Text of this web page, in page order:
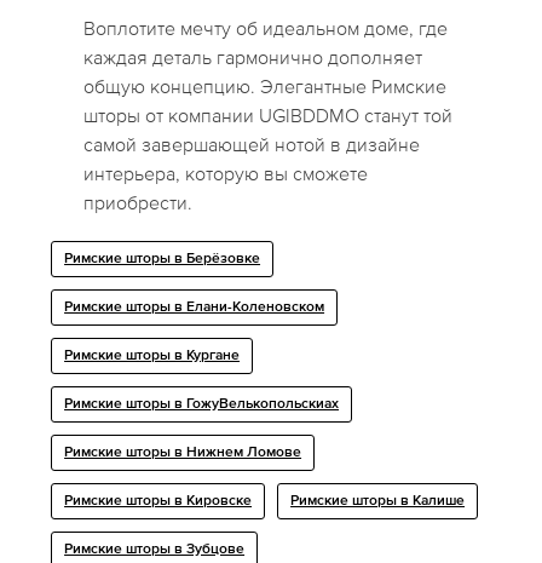
Воплотите мечту об идеальном доме, где
каждая деталь гармонично дополняет
общую концепцию. Элегантные Римские
шторы от компании UGIBDDMO станут той
самой завершающей нотой в дизайне
интерьера, которую вы сможете
приобрести.
Римские шторы в Берёзовке
Римские шторы в Елани-Коленовском
Римские шторы в Кургане
Римские шторы в ГожyВелькопольскиах
Римские шторы в Нижнем Ломове
Римские шторы в Кировске Римские шторы в Калише
Римские шторы в Зубцове